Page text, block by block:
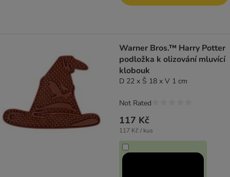
Warner Bros.™ Harry Potter
podložka k olizování mluvící
klobouk
D 22 x Š 18 x V 1 cm
117 Kč
117 Kč / kus
Not Rated